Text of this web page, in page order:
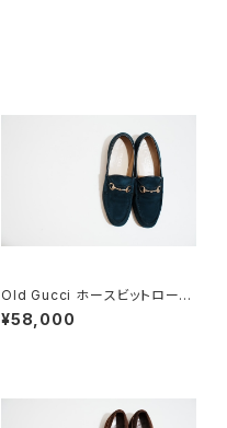
Old Gucci ホースビットローフ
ァー 36C Navy Suede
¥58,000